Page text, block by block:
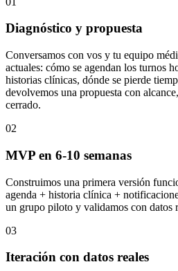
Diagnóstico y propuesta
Conversamos con vos y tu equipo
actuales: cómo se agendan los turnos
historias clínicas, dónde se pierde
devolvemos una propuesta con
cerrado.
02
MVP en 6-10 semanas
Construimos una primera versión
agenda + historia clínica +
un grupo piloto y validamos con datos
03
Iteración con datos reales